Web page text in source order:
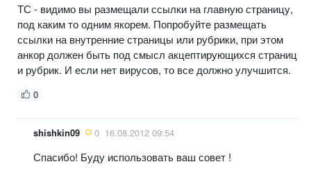
ТС - видимо вы размещали ссылки на главную страницу,
под каким то одним якорем. Попробуйте размещать
ссылки на внутренние страницы или рубрики, при этом
анкор должен быть под смысл акцептирующихся страниц
и рубрик. И если нет вирусов, то все должно улучшится.
0
shishkin09 0 16.08.2012 09:54
Спасибо! Буду использовать ваш совет !